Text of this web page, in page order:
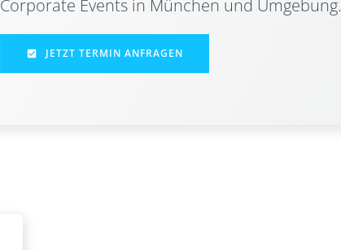
Corporate Events in München und Umgebung.
JETZT TERMIN ANFRAGEN